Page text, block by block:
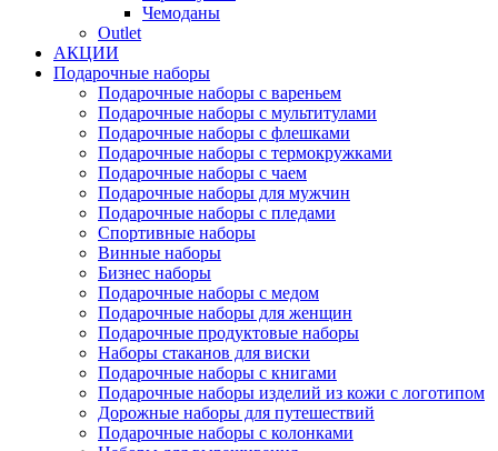
Чемоданы
Outlet
АКЦИИ
Подарочные наборы
Подарочные наборы с вареньем
Подарочные наборы с мультитулами
Подарочные наборы с флешками
Подарочные наборы с термокружками
Подарочные наборы с чаем
Подарочные наборы для мужчин
Подарочные наборы с пледами
Спортивные наборы
Винные наборы
Бизнес наборы
Подарочные наборы с медом
Подарочные наборы для женщин
Подарочные продуктовые наборы
Наборы стаканов для виски
Подарочные наборы с книгами
Подарочные наборы изделий из кожи с логотипом
Дорожные наборы для путешествий
Подарочные наборы с колонками